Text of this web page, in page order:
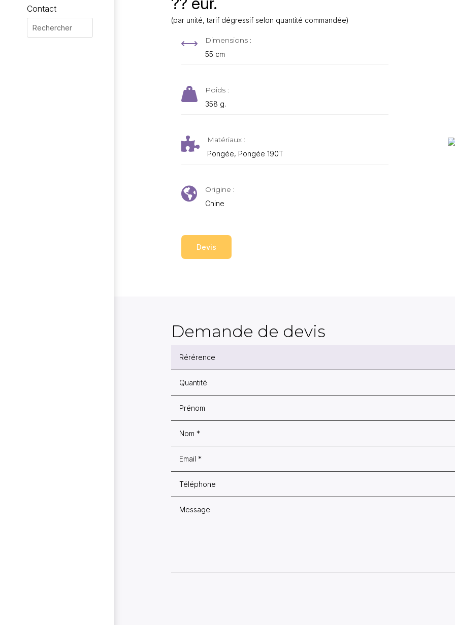
Contact
(par unité, tarif dégressif selon quantité commandée)
, Dimensions :
55 cm
 Poids :
358 g.
 Matériaux :
Pongée, Pongée 190T
 Origine :
Chine
Devis
Demande de devis